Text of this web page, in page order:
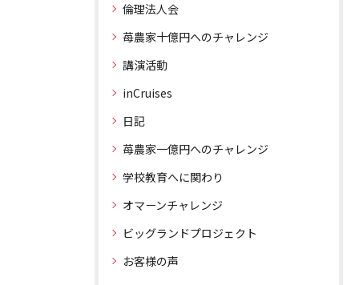
倫理法人会
苺農家十億円へのチャレンジ
講演活動
inCruises
日記
苺農家一億円へのチャレンジ
学校教育へに関わり
オマーンチャレンジ
ビッグランドプロジェクト
お客様の声